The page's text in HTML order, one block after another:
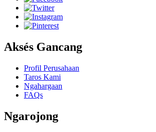
Aksés Gancang
Profil Perusahaan
Taros Kami
Ngahargaan
FAQs
Ngarojong